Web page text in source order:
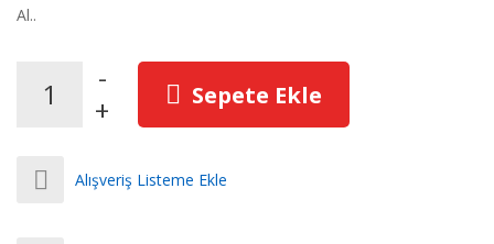
Al..
Sepete Ekle
Alışveriş Listeme Ekle